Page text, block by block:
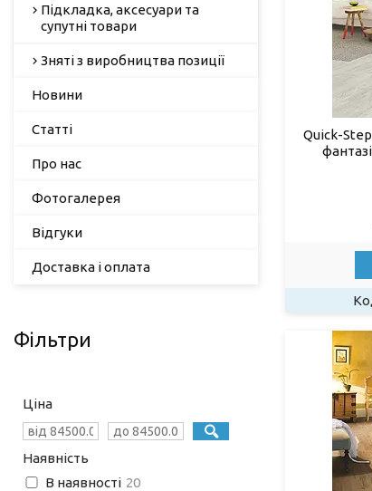
Quick-
Підкладка, аксесуари та
супутні товари
Зняті з виробництва позиції
Новини
Статті
Про нас
Фотогалерея
Відгуки
Доставка і оплата
Фільтри
Ціна
Наявність
В наявності 20